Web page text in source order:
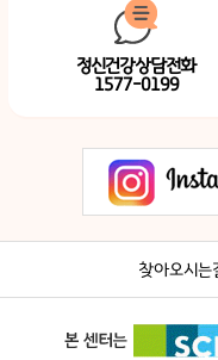
정신건강상담전화
1577-0199
찾아오시는